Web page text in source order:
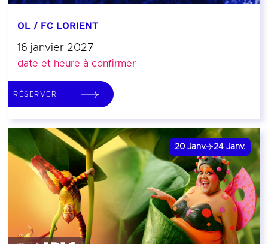
OL / FC LORIENT
16 janvier 2027
date et heure à confirmer
RÉSERVER
20 Janv. 24 Janv.